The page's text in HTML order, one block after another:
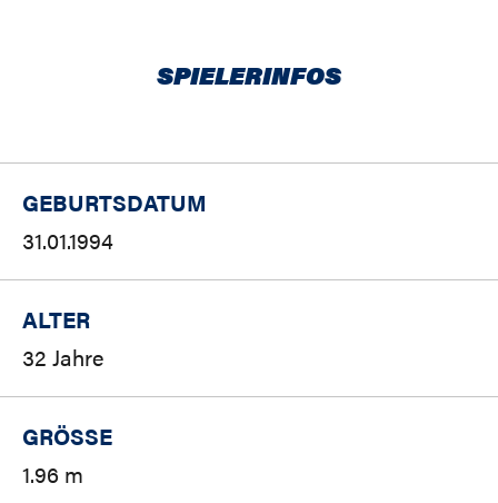
SPIELERINFOS
GEBURTSDATUM
31.01.1994
ALTER
32 Jahre
GRÖSSE
1.96 m